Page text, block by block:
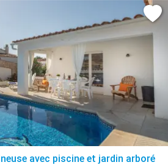
avec piscine et jardin arboré